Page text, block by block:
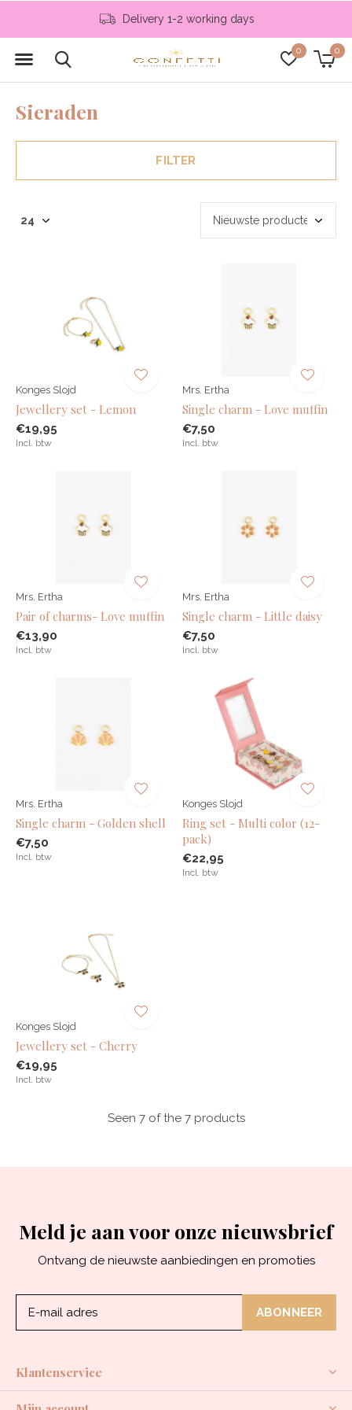
0 0
Delivery 1-2 working days
Sieraden
FILTER
Konges Slojd
Jewellery set - Lemon
€19,95
Incl. btw
Mrs. Ertha
Single charm - Love muffin
€7,50
Incl. btw
Mrs. Ertha
Pair of charms- Love muffin
€13,90
Incl. btw
Mrs. Ertha
Single charm - Little daisy
€7,50
Incl. btw
Mrs. Ertha
Single charm - Golden shell
€7,50
Incl. btw
Konges Slojd
Ring set - Multi color (12-
pack)
€22,95
Incl. btw
Konges Slojd
Jewellery set - Cherry
€19,95
Incl. btw
Seen 7 of the 7 products
Meld je aan voor onze nieuwsbrief
Ontvang de nieuwste aanbiedingen en promoties
ABONNEER
Klantenservice